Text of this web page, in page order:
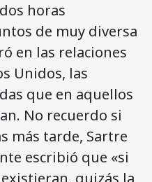
horas
de muy diversa
en las relaciones
Unidos, las
que en aquellos
No recuerdo si
más tarde, Sartre
escribió que «si